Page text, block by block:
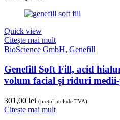
Quick view
Citește mai mult
BioScience GmbH, Genefill
Genefill Soft Fill, acid
volum facial și riduri
301,00 lei (prețul include TVA)
Citește mai mult